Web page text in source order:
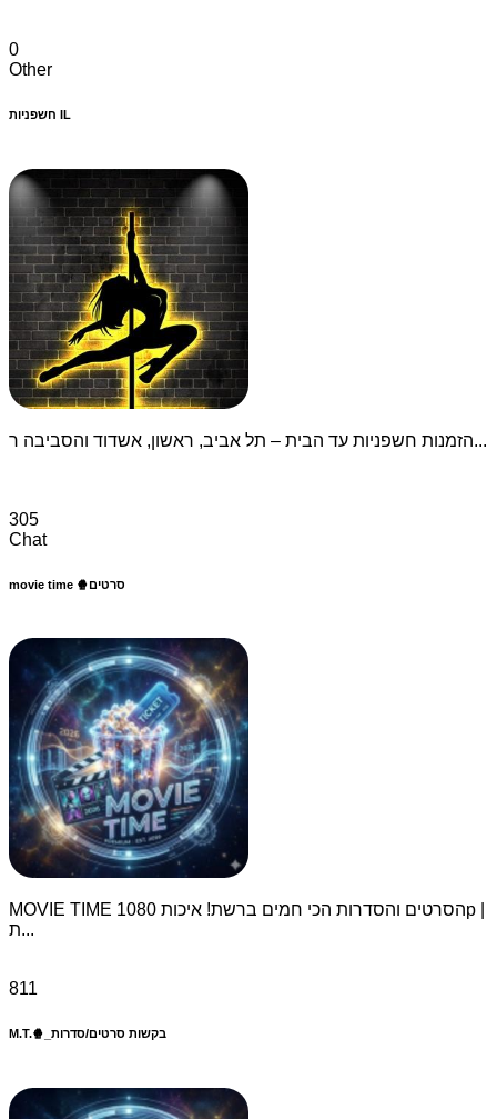
0
Other
חשפניות IL
הזמנות חשפניות עד הבית – תל אביב, ראשון, אשדוד והסביבה ר...
305
Chat
movie time 🍿סרטים
MOVIE TIME הסרטים והסדרות הכי חמים ברשת! איכות 1080p |
ת...
811
M.T.🍿_בקשות סרטים/סדרות